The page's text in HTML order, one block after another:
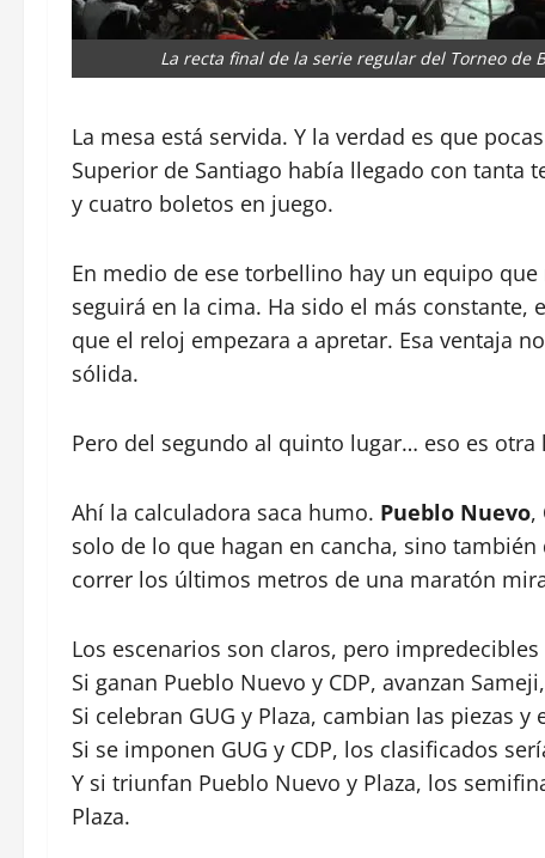
La recta final de la serie regular del Torneo de
La mesa está servida. Y la verdad es que
Superior de Santiago había llegado con
y cuatro boletos en juego.
En medio de ese torbellino hay un equipo
seguirá en la cima. Ha sido el más
que el reloj empezara a apretar. Esa ventaja
sólida.
Pero del segundo al quinto lugar… eso es otra
Ahí la calculadora saca humo. Pueblo Nuevo,
solo de lo que hagan en cancha, sino
correr los últimos metros de una maratón
Los escenarios son claros, pero
Si ganan Pueblo Nuevo y CDP, avanzan
Si celebran GUG y Plaza, cambian las piezas
Si se imponen GUG y CDP, los clasificados
Y si triunfan Pueblo Nuevo y Plaza, los
Plaza.